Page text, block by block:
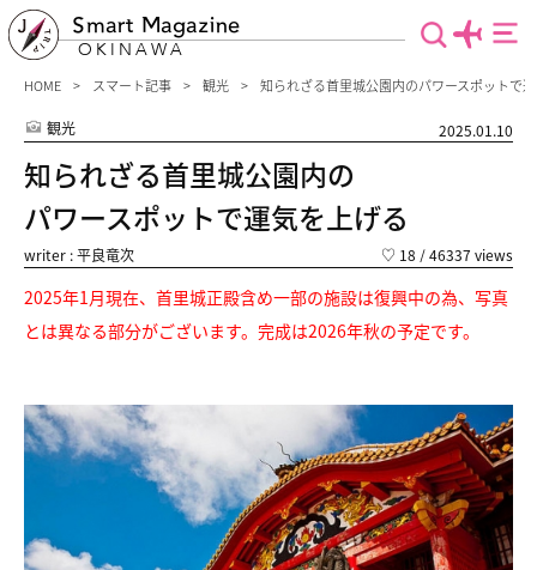
Smart Magazine
OKINAWA
HOME スマート記事 観光 知られざる首里城公園内のパワースポットで
観光 2025.01.10
知られざる首里城公園内の
パワースポットで運気を上げる
writer : 平良竜次 ♡ 18 / 46337 views
2025年1月現在、首里城正殿含め一部の施設は復興中の為、写真
とは異なる部分がございます。完成は2026年秋の予定です。